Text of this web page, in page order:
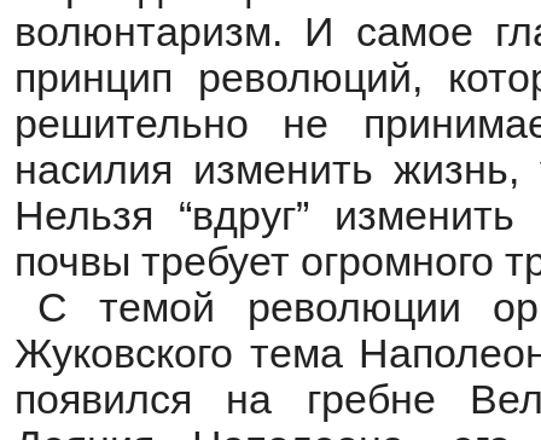
волюнтаризм. И самое
принцип революций,
решительно не
насилия изменить жизнь,
Нельзя “вдруг”
почвы требует огромного
С темой революции
Жуковского тема
появился на гребне